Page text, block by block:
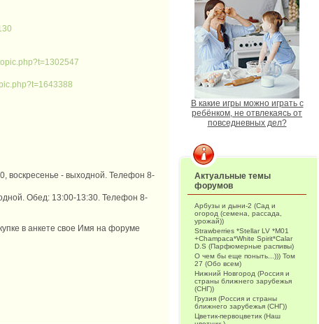
воскресенье - выходной. Телефон 8-
Обед: 13:00-13:30. Телефон 8-
в анкете свое Имя на форуме
В какие игры можно играть с
ребёнком, не отвлекаясь от
повседневных дел?
Актуальные темы
форумов
Арбузы и дыни-2 (Сад и
огород (семена, рассада,
урожай))
Strawberries *Stellar LV *M01
+Champaca*White Spirit*Calar
D.S (Парфюмерные распивы)
О чем бы еще поныть...))) Том
27 (Обо всем)
Нижний Новгород (Россия и
страны ближнего зарубежья
(СНГ))
Грузия (Россия и страны
ближнего зарубежья (СНГ))
Цветик-первоцветик (Наш